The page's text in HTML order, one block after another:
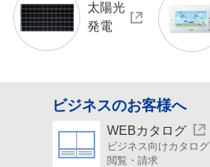
太陽光
発電
ビジネスのお客様へ
WEBカタログ
ビジネス向けカタログ
閲覧・請求